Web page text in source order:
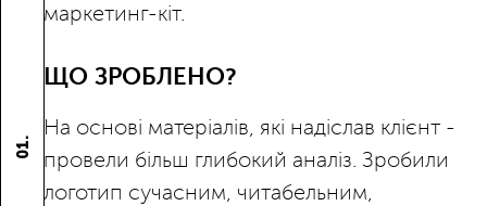
01.
маркетинг-кіт.
ЩО ЗРОБЛЕНО?
На основі матеріалів, які надіслав клієнт -
провели більш глибокий аналіз. Зробили
логотип сучасним, читабельним,